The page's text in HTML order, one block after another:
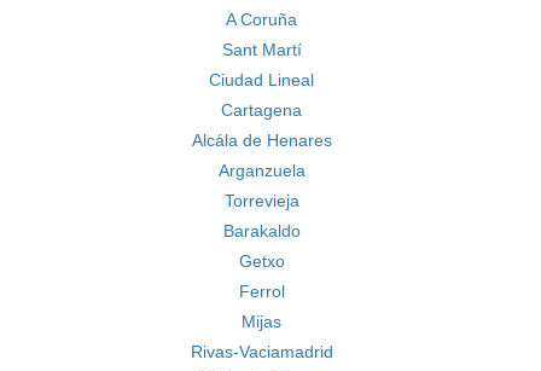
A Coruña
Sant Martí
Ciudad Lineal
Cartagena
Alcála de Henares
Arganzuela
Torrevieja
Barakaldo
Getxo
Ferrol
Mijas
Rivas-Vaciamadrid